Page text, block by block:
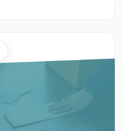
o de esa pregunta incómoda